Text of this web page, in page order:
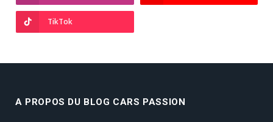
TikTok
A PROPOS DU BLOG CARS PASSION